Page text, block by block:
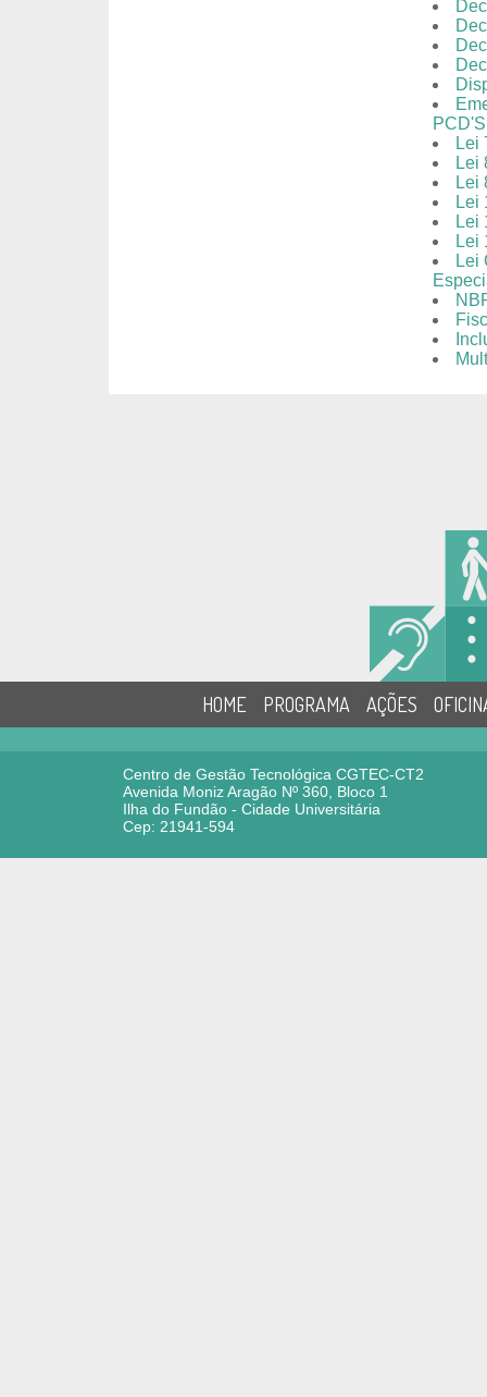
PCD'S
Lei
Lei
Lei
Lei
Lei
Lei
Lei
HOME PROGRAMA AÇÕES
Centro de Gestão Tecnológica CGTEC-CT2
Avenida Moniz Aragão Nº 360, Bloco 1
Ilha do Fundão - Cidade Universitária
Cep: 21941-594